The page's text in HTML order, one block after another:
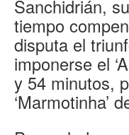
Sanchidrián,
tiempo
disputa el
imponerse el
y 54 minutos,
‘Marmotinha’